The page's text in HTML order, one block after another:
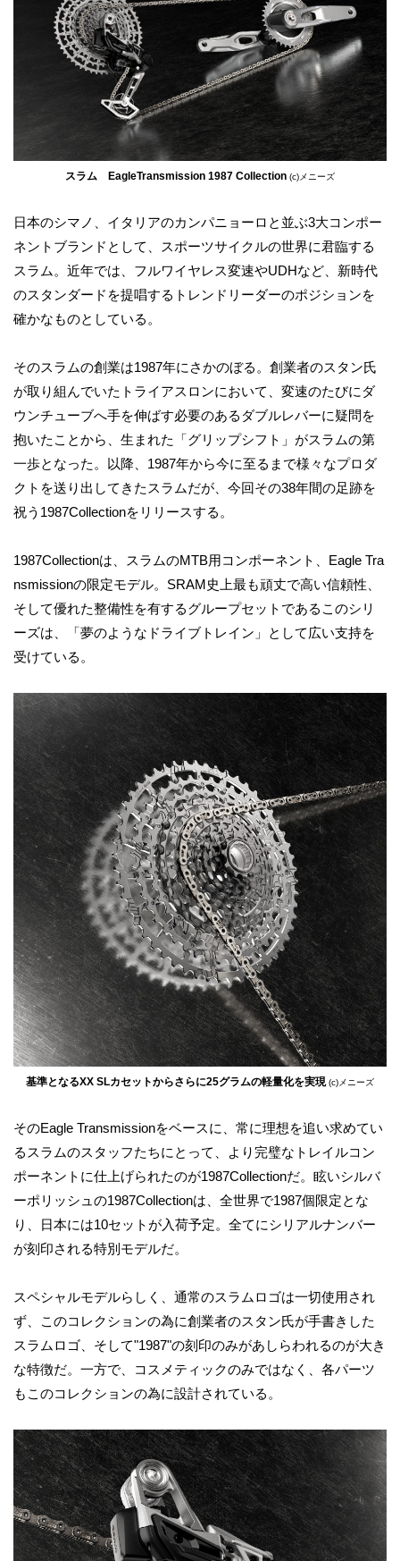
スラム EagleTransmission 1987 Collection (c)メニーズ
日本のシマノ、イタリアのカンパニョーロと並ぶ3大コンポー
ネントブランドとして、スポーツサイクルの世界に君臨する
スラム。近年では、フルワイヤレス変速やUDHなど、新時代
のスタンダードを提唱するトレンドリーダーのポジションを
確かなものとしている。
そのスラムの創業は1987年にさかのぼる。創業者のスタン氏
が取り組んでいたトライアスロンにおいて、変速のたびにダ
ウンチューブへ手を伸ばす必要のあるダブルレバーに疑問を
抱いたことから、生まれた「グリップシフト」がスラムの第
一歩となった。以降、1987年から今に至るまで様々なプロダ
クトを送り出してきたスラムだが、今回その38年間の足跡を
祝う1987Collectionをリリースする。
1987Collectionは、スラムのMTB用コンポーネント、Eagle Tra
nsmissionの限定モデル。SRAM史上最も頑丈で高い信頼性、
そして優れた整備性を有するグループセットであるこのシリ
ーズは、「夢のようなドライブトレイン」として広い支持を
受けている。
基準となるXX SLカセットからさらに25グラムの軽量化を実現 (c)メニーズ
そのEagle Transmissionをベースに、常に理想を追い求めてい
るスラムのスタッフたちにとって、より完璧なトレイルコン
ポーネントに仕上げられたのが1987Collectionだ。眩いシルバ
ーポリッシュの1987Collectionは、全世界で1987個限定とな
り、日本には10セットが入荷予定。全てにシリアルナンバー
が刻印される特別モデルだ。
スペシャルモデルらしく、通常のスラムロゴは一切使用され
ず、このコレクションの為に創業者のスタン氏が手書きした
スラムロゴ、そして"1987"の刻印のみがあしらわれるのが大き
な特徴だ。一方で、コスメティックのみではなく、各パーツ
もこのコレクションの為に設計されている。